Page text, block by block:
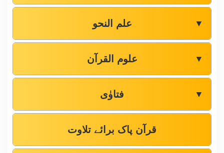
علم النحو ▼
علوم القرآن ▼
فتاوٰی ▼
قرآن پاک برائے تلاوت